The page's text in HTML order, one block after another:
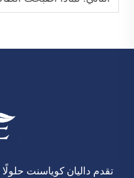
تقدم داليان كوياسنت